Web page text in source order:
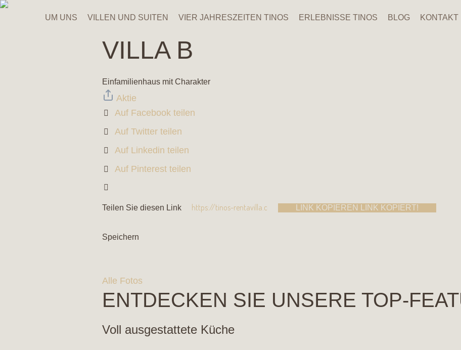
UM UNS VILLEN UND SUITEN VIER JAHRESZEITEN TINOS ERLEBNISSE TINOS BLOG KONTAKT
VILLA B
Einfamilienhaus mit Charakter
Aktie
Auf Facebook teilen
Auf Twitter teilen
Auf Linkedin teilen
Auf Pinterest teilen
Teilen Sie diesen Link LINK KOPIEREN LINK KOPIERT!
Speichern
Alle Fotos
ENTDECKEN SIE UNSERE TOP-
Voll ausgestattete Küche